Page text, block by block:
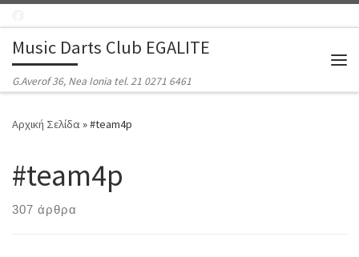
Music Darts Club EGALITE
G.Averof 36, Nea Ionia tel. 21 0271 6461
Αρχική Σελίδα»#team4p
#team4p
307 άρθρα